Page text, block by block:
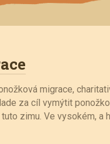
migrace,
za cíl vymýtit
zimu. Ve vysokém, a